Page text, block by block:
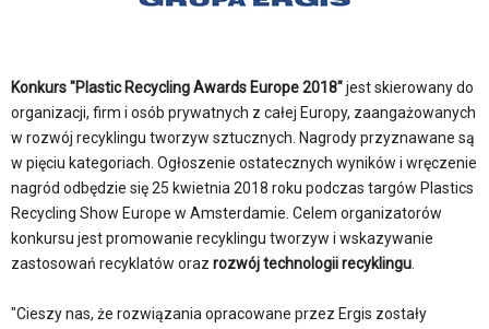
Konkurs "Plastic Recycling Awards Europe 2018"jest skierowany do
organizacji, firm i osób prywatnych z całej Europy, zaangażowanych
w rozwój recyklingu tworzyw sztucznych. Nagrody przyznawane są
w pięciu kategoriach. Ogłoszenie ostatecznych wyników i wręczenie
nagród odbędzie się 25 kwietnia 2018 roku podczas targów Plastics
Recycling Show Europe w Amsterdamie. Celem organizatorów
konkursu jest promowanie recyklingu tworzyw i wskazywanie
zastosowań recyklatów oraz rozwój technologii recyklingu
"Cieszy nas, że rozwiązania opracowane przez Ergis zostały